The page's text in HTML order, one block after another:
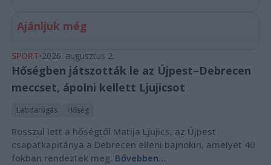
Ajánljuk még
SPORT 2026. augusztus 2.
Hőségben játszották le az Újpest–Debrecen
meccset, ápolni kellett Ljujicsot
Labdarúgás Hőség
Rosszul lett a hőségtől Matija Ljujics, az Újpest
csapatkapitánya a Debrecen elleni bajnokin, amelyet 40
fokban rendeztek meg. Bővebben...